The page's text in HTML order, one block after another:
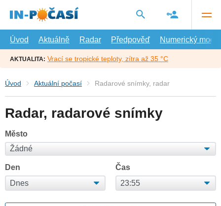
hlavní
Úvod
Aktuálně Radar Předpověď Numerický model
AKTUALITA: Vrací se tropické teploty, zítra až 35 °C
Úvod Aktuální počasí Radarové snímky, radar
Radar, radarové snímky
Město
Den Čas